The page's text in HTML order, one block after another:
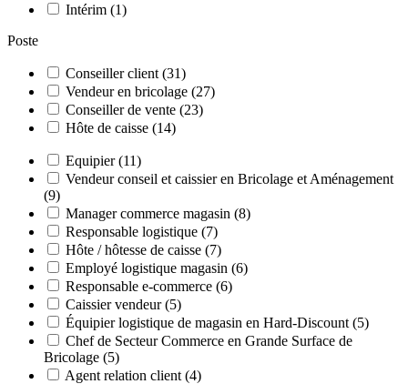
Intérim (1)
Poste
Conseiller client (31)
Vendeur en bricolage (27)
Conseiller de vente (23)
Hôte de caisse (14)
Equipier (11)
Vendeur conseil et caissier en Bricolage et Aménagement
(9)
Manager commerce magasin (8)
Responsable logistique (7)
Hôte / hôtesse de caisse (7)
Employé logistique magasin (6)
Responsable e-commerce (6)
Caissier vendeur (5)
Équipier logistique de magasin en Hard-Discount (5)
Chef de Secteur Commerce en Grande Surface de
Bricolage (5)
Agent relation client (4)